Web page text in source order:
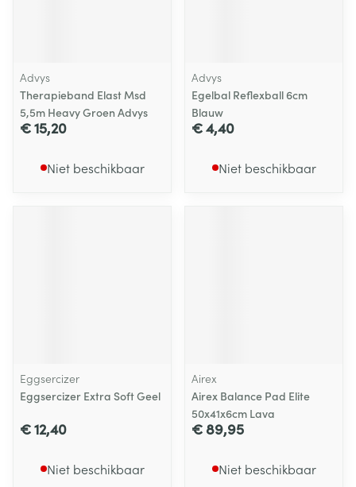
Advys
Therapieband Elast Msd
5,5m Heavy Groen Advys
€ 15,20
Niet beschikbaar
Advys
Egelbal Reflexball 6cm
Blauw
€ 4,40
Niet beschikbaar
Eggsercizer
Eggsercizer Extra Soft Geel
€ 12,40
Niet beschikbaar
Airex
Airex Balance Pad Elite
50x41x6cm Lava
€ 89,95
Niet beschikbaar